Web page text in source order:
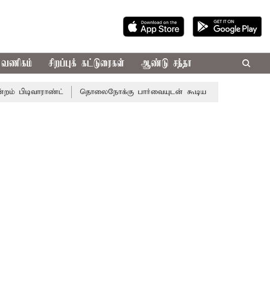
வணிகம் சிறப்புக் கட்டுரைகள் ஆண்டு சந்தா
தொலைநோக்கு பார்வையுடன் கூடிய வேளாண் பட்ஜெட்: முதல்-